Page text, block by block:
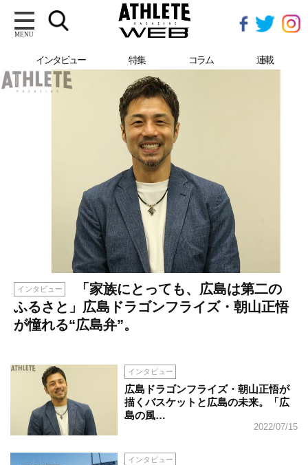
MENU
インタビュー 特集 コラム 連載
インタビュー
「家族にとっても、広島は第二の
ふるさと」広島ドラゴンフライズ・朝山正悟
が憧れる“広島弁”。
インタビュー
広島ドラゴンフライズ・朝山正悟が
描くバスケットと広島の未来。「広
島の風…
2022/07/15
インタビュー